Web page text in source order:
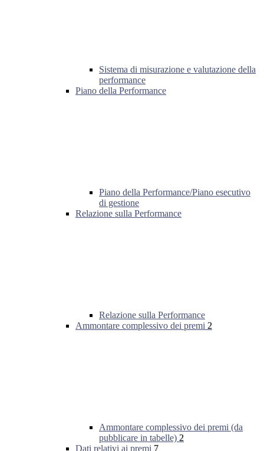
Sistema di misurazione e valutazione della
performance
Piano della Performance
Piano della Performance/Piano esecutivo
di gestione
Relazione sulla Performance
Relazione sulla Performance
Ammontare complessivo dei premi 2
Ammontare complessivo dei premi (da
pubblicare in tabelle) 2
Dati relativi ai premi 7